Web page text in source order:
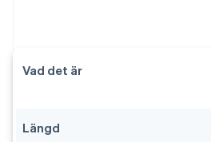
Vad det är
Längd